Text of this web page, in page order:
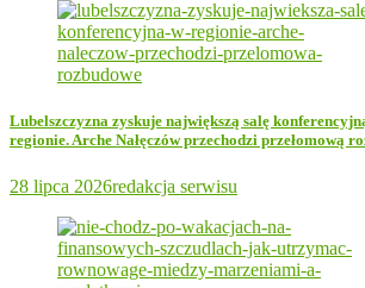
Lubelszczyzna zyskuje największą salę
regionie. Arche Nałęczów przechodzi przełomową
28 lipca 2026redakcja serwisu